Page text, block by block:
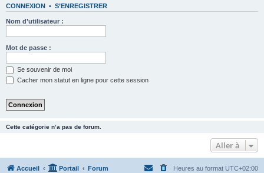
e
CONNEXION • S’ENREGISTRER
Nom d’utilisateur :
Mot de passe :
Se souvenir de moi
Cacher mon statut en ligne pour cette session
Cette catégorie n’a pas de forum.
Aller à
Accueil Portail Forum Heures au format UTC+02:00